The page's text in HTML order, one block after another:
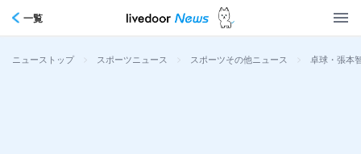
一覧
ニューストップ > スポーツニュース > スポーツその他ニュース > 卓球・張本